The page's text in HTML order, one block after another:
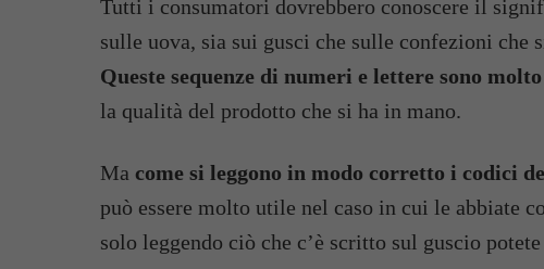
Tutti i consumatori dovrebbero conoscere il
sulle uova, sia sui gusci che sulle confezioni che
Queste sequenze di numeri e lettere sono
la qualità del prodotto che si ha in mano.
Ma come si leggono in modo corretto i codici
può essere molto utile nel caso in cui le abbiate
solo leggendo ciò che c’è scritto sul guscio